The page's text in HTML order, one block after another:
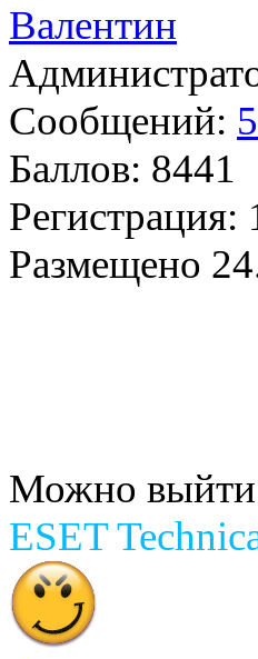
Валентин
Сообщений:
Баллов: 8441
Регистрация:
Размещено
Можно выйти
ESET